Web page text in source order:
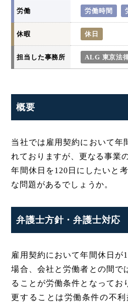
労働 労働時間
休暇 休日
担当した事務所 ALG 東京法
概要
当社では雇用契約において年
れておりますが、更なる事業
年間休日を120日にしたいと
な問題があるでしょうか。
弁護士方針・弁護士対応
雇用契約において年間休日が
場合、会社と労働者との間で
ることが労働条件となってお
更することは労働条件の不